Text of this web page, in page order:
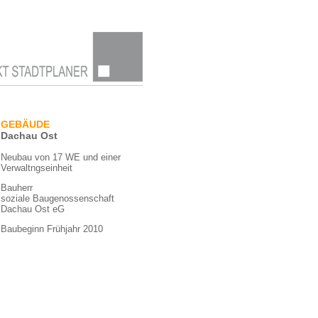
GEBÄUDE
Dachau Ost
Neubau von 17 WE und einer
Verwaltngseinheit
Bauherr
soziale Baugenossenschaft
Dachau Ost eG
Baubeginn Frühjahr 2010